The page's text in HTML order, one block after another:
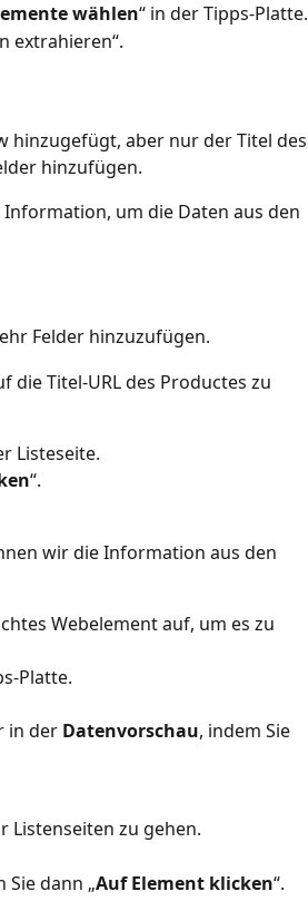
wählen“ in der Tipps-Platte.
extrahieren“.
hinzugefügt, aber nur der Titel des
hinzufügen.
um die Daten aus den
Felder hinzuzufügen.
Titel-URL des Productes zu
Listeseite.
“.
wir die Information aus den
Webelement auf, um es zu
Platte.
in der Datenvorschau, indem Sie
Listenseiten zu gehen.
Sie dann „Auf Element klicken“.